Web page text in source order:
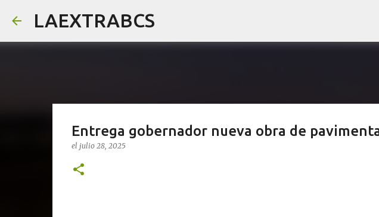
LAEXTRABCS
Entrega gobernador nueva obra de
el julio 28, 2025